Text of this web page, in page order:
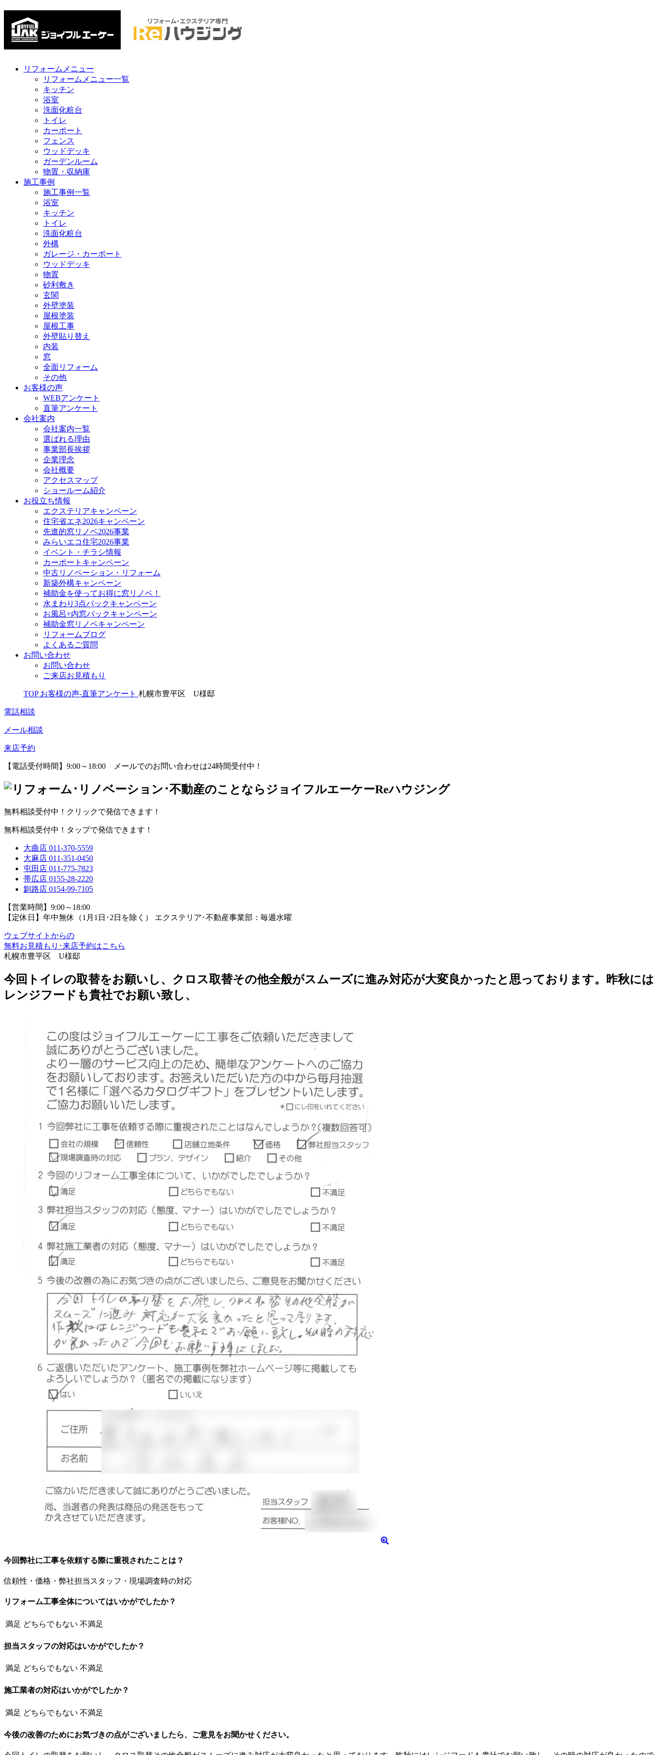
リフォームメニュー
リフォームメニュー一覧
キッチン
浴室
洗面化粧台
トイレ
カーポート
フェンス
ウッドデッキ
ガーデンルーム
物置・収納庫
施工事例
施工事例一覧
浴室
キッチン
トイレ
洗面化粧台
外構
ガレージ・カーポート
ウッドデッキ
物置
砂利敷き
玄関
外壁塗装
屋根塗装
屋根工事
外壁貼り替え
内装
窓
全面リフォーム
その他
お客様の声
WEBアンケート
直筆アンケート
会社案内
会社案内一覧
選ばれる理由
事業部長挨拶
企業理念
会社概要
アクセスマップ
ショールーム紹介
お役立ち情報
エクステリアキャンペーン
住宅省エネ2026キャンペーン
先進的窓リノベ2026事業
みらいエコ住宅2026事業
イベント・チラシ情報
カーポートキャンペーン
中古リノベーション・リフォーム
新築外構キャンペーン
補助金を使ってお得に窓リノベ！
水まわり3点パックキャンペーン
お風呂+内窓パックキャンペーン
補助金窓リノベキャンペーン
リフォームブログ
よくあるご質問
お問い合わせ
お問い合わせ
ご来店お見積もり
TOP お客様の声-直筆アンケート 札幌市豊平区 U様邸
電話相談
メール相談
来店予約
【電話受付時間】9:00～18:00 メールでのお問い合わせは24時間受付中！
無料相談受付中！クリックで発信できます！
無料相談受付中！タップで発信できます！
大曲店 011-370-5559
大麻店 011-351-0450
屯田店 011-775-7823
帯広店 0155-28-2220
釧路店 0154-99-7105
【営業時間】9:00～18:00
【定休日】年中無休（1月1日･2日を除く） エクステリア･不動産事業部：毎週水曜
ウェブサイトからの
無料お見積もり･来店予約はこちら
札幌市豊平区 U様邸
今回トイレの取替をお願いし、クロス取替その他全般がスムーズに進み対応が大変良かったと思っております。昨秋には
レンジフードも貴社でお願い致し、
今回弊社に工事を依頼する際に重視されたことは？
信頼性・価格・弊社担当スタッフ・現場調査時の対応
リフォーム工事全体についてはいかがでしたか？
満足 どちらでもない 不満足
担当スタッフの対応はいかがでしたか？
満足 どちらでもない 不満足
施工業者の対応はいかがでしたか？
満足 どちらでもない 不満足
今後の改善のためにお気づきの点がございましたら、ご意見をお聞かせください。